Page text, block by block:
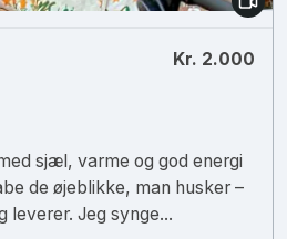
Kr. 2.000
sjæl, varme og god energi
de øjeblikke, man husker –
leverer. Jeg synge...